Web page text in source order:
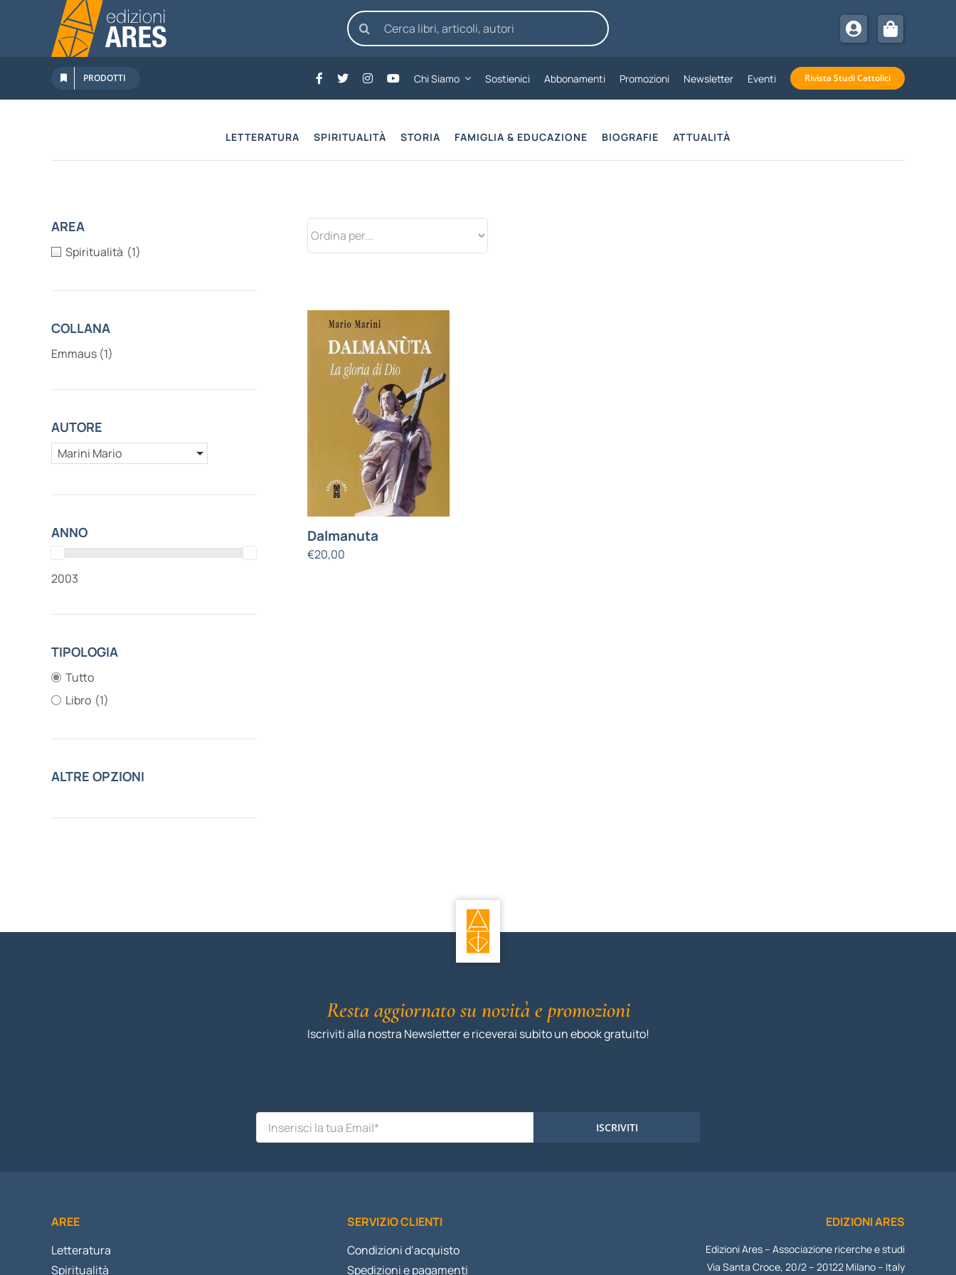
contenuto
Cerca
per:
PRODOTTI Chi Siamo Sostienici Abbonamenti Promozioni Newsletter Eventi Rivista Studi Cattolici
LETTERATURA SPIRITUALITÀ STORIA FAMIGLIA & EDUCAZIONE BIOGRAFIE ATTUALITÀ
Dalmanuta
€20,00
AREA
Spiritualità (1)
COLLANA
Emmaus (1)
AUTORE
Marini Mario
ANNO
2003
TIPOLOGIA
Tutto
Libro (1)
ALTRE OPZIONI
Resta aggiornato su novità e promozioni
Iscriviti alla nostra Newsletter e riceverai subito un ebook gratuito!
ISCRIVITI
AREE
Letteratura
Spiritualità
SERVIZIO CLIENTI
Condizioni d’acquisto
Spedizioni e pagamenti
EDIZIONI ARES
Edizioni Ares – Associazione ricerche e studi
Via Santa Croce, 20/2 – 20122 Milano – Italy